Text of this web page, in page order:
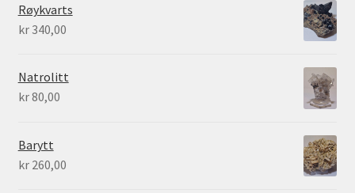
Røykvarts
kr340,00
Natrolitt
kr80,00
Barytt
kr260,00